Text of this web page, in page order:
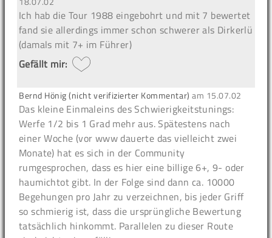
Ich hab die Tour 1988 eingebohrt und mit 7 bewertet
fand sie allerdings immer schon schwerer als Dirkerlü
(damals mit 7+ im Führer)
Gefällt mir:
Bernd Hönig (nicht verifizierter Kommentar) am 15.07.02
Das kleine Einmaleins des Schwierigkeitstunings:
Werfe 1/2 bis 1 Grad mehr aus. Spätestens nach
einer Woche (vor www dauerte das vielleicht zwei
Monate) hat es sich in der Community
rumgesprochen, dass es hier eine billige 6+, 9- oder
haumichtot gibt. In der Folge sind dann ca. 10000
Begehungen pro Jahr zu verzeichnen, bis jeder Griff
so schmierig ist, dass die ursprüngliche Bewertung
tatsächlich hinkommt. Parallelen zu dieser Route